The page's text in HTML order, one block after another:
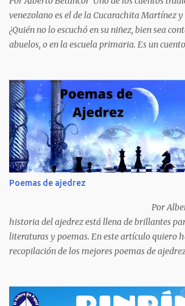
venezolano es el de la Cucarachita Martínez
¿Quién no lo escuchó en su niñez, bien sea
abuelos, o en la escuela primaria. Es un
hablaban, hace mucho, mucho tiempo, una
Martínez que estaba barriendo el zaguán
cuando vio algo que brillaba, se sorprendió y
que veían sus ojos, era un mediecito (moneda
La recogió y se preguntó de quien sería, pero
nadie se la guardó en el bolsillo y siguió
podría comprar, pensó en comprar una casa,
porque ya tenía una casa, pensó en un carro
la idea porque no sabía manejar (conducir)
comprarse un vestido y...
Poemas de ajedrez
Por Alberto
historia del ajedrez está llena de brillantes
literaturas y poemas. En este artículo quiero
recopilación de los mejores poemas de
Borges es uno de los grandes pensadores del